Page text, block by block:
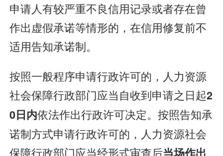
申请人有较严重不良信用记录或者存在曾
作出虚假承诺等情形的，在信用修复前不
适用告知承诺制。
按照一般程序申请行政许可的，人力资源
社会保障行政部门应当自收到申请之日起2
0日内依法作出行政许可决定。按照告知承
诺制方式申请行政许可的，人力资源社会
保障行政部门应当经形式审查后当场作出